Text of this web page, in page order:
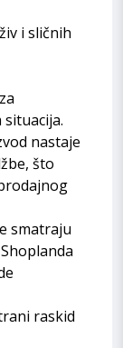
i sličnih
nastaje
što
smatraju
raskid